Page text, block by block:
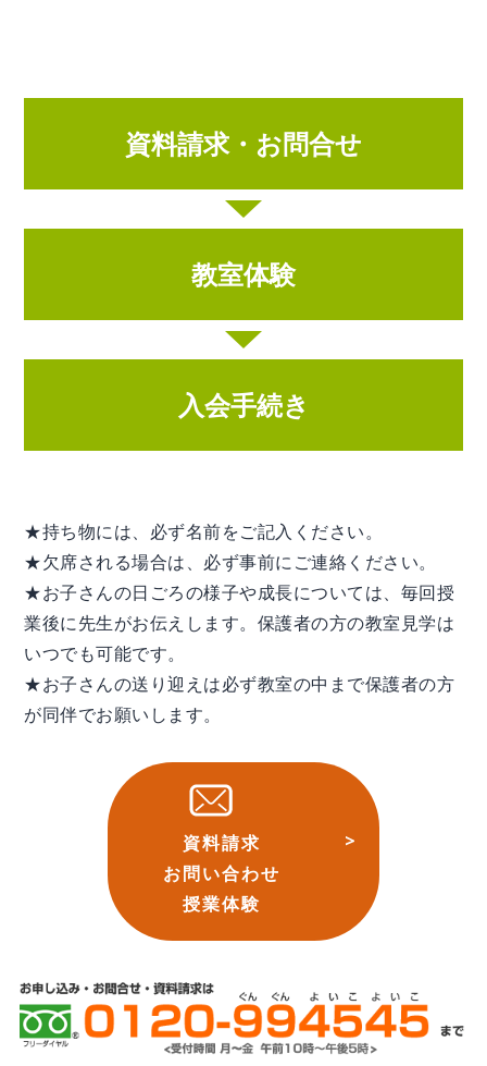
資料請求・お問合せ
教室体験
入会手続き
★持ち物には、必ず名前をご記入ください。
★欠席される場合は、必ず事前にご連絡ください。
★お子さんの日ごろの様子や成長については、毎回授
業後に先生がお伝えします。保護者の方の教室見学は
いつでも可能です。
★お子さんの送り迎えは必ず教室の中まで保護者の方
が同伴でお願いします。
資料請求
お問い合わせ
授業体験